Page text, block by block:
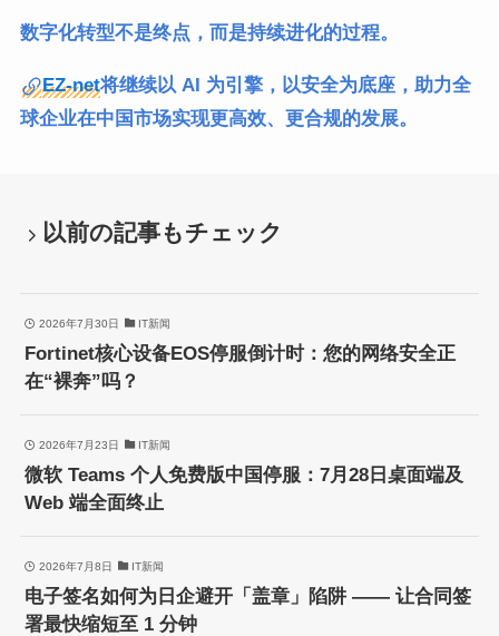
数字化转型不是终点，而是持续进化的过程。
EZ-net将继续以 AI 为引擎，以安全为底座，助力全
球企业在中国市场实现更高效、更合规的发展。
以前の記事もチェック
2026年7月30日 IT新闻
Fortinet核心设备EOS停服倒计时：您的网络安全正
在“裸奔”吗？
2026年7月23日 IT新闻
微软 Teams 个人免费版中国停服：7月28日桌面端及
Web 端全面终止
2026年7月8日 IT新闻
电子签名如何为日企避开「盖章」陷阱 —— 让合同签
署最快缩短至 1 分钟